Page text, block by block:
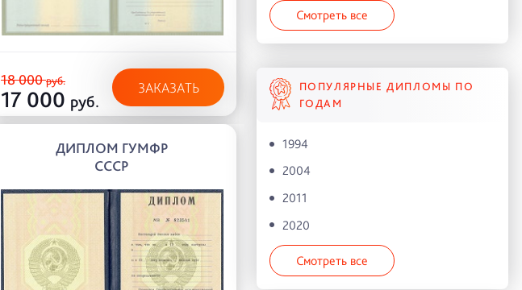
18 000руб.
17 000 руб.
ЗАКАЗАТЬ
ДИПЛОМ ГУМФР
СССР
Смотреть все
ПОПУЛЯРНЫЕ ДИПЛОМЫ ПО
ГОДАМ
1994
2004
2011
2020
Смотреть все